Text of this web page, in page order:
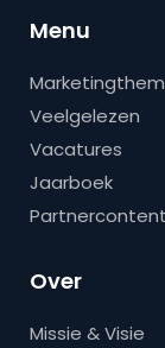
Menu
Veelgelezen
Vacatures
Jaarboek
Partnercontent
Over
Missie & Visie